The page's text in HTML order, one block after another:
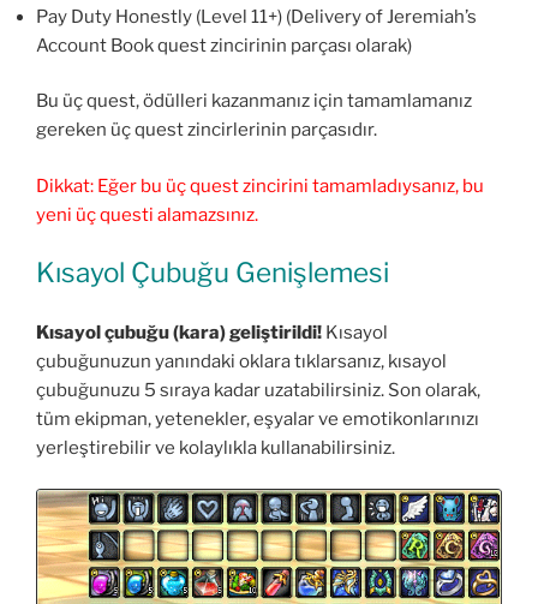
Pay Duty Honestly (Level 11+) (Delivery of Jeremiah’s
Account Book quest zincirinin parçası olarak)
Bu üç quest, ödülleri kazanmanız için tamamlamanız
gereken üç quest zincirlerinin parçasıdır.
Dikkat: Eğer bu üç quest zincirini tamamladıysanız, bu
yeni üç questi alamazsınız.
Kısayol Çubuğu Genişlemesi
Kısayol çubuğu (kara) geliştirildi! Kısayol
çubuğunuzun yanındaki oklara tıklarsanız, kısayol
çubuğunuzu 5 sıraya kadar uzatabilirsiniz. Son olarak,
tüm ekipman, yetenekler, eşyalar ve emotikonlarınızı
yerleştirebilir ve kolaylıkla kullanabilirsiniz.